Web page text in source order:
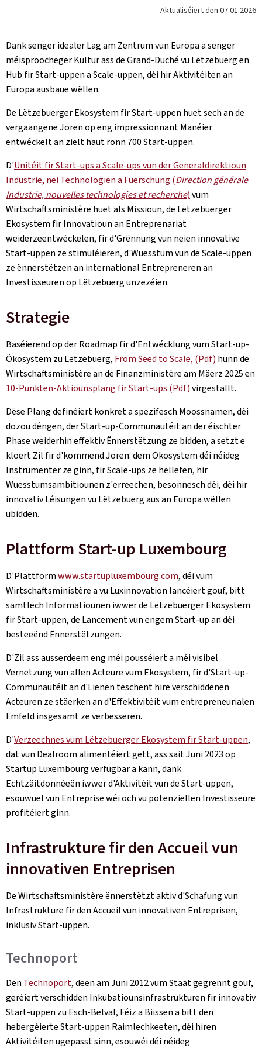
Aktualiséiert den 07.01.2026
Dank senger idealer Lag am Zentrum vun Europa a senger
méisproocheger Kultur ass de Grand-Duché vu Lëtzebuerg en
Hub fir Start-uppen a Scale-uppen, déi hir Aktivitéiten an
Europa ausbaue wëllen.
De Lëtzebuerger Ekosystem fir Start-uppen huet sech an de
vergaangene Joren op eng impressionnant Manéier
entwéckelt an zielt haut ronn 700 Start-uppen.
D'Unitéit fir Start-ups a Scale-ups vun der Generaldirektioun
Industrie, nei Technologien a Fuerschung (Direction générale
Industrie, nouvelles technologies et recherche)vum
Wirtschaftsministère huet als Missioun, de Lëtzebuerger
Ekosystem fir Innovatioun an Entreprenariat
weiderzeentwéckelen, fir d'Grënnung vun neien innovative
Start-uppen ze stimuléieren, d'Wuesstum vun de Scale-uppen
ze ënnerstëtzen an international Entrepreneren an
Investisseuren op Lëtzebuerg unzezéien.
Strategie
Baséierend op der Roadmap fir d'Entwécklung vum Start-up-
Ökosystem zu Lëtzebuerg, From Seed to Scale, (Pdf) hunn de
Wirtschaftsministère an de Finanzministère am Mäerz 2025 en
10-Punkten-Aktiounsplang fir Start-ups (Pdf)virgestallt.
Dëse Plang definéiert konkret a spezifesch Moossnamen, déi
dozou déngen, der Start-up-Communautéit an der éischter
Phase weiderhin effektiv Ënnerstëtzung ze bidden, a setzt e
kloert Zil fir d'kommend Joren: dem Ökosystem déi néideg
Instrumenter ze ginn, fir Scale-ups ze hëllefen, hir
Wuesstumsambitiounen z'erreechen, besonnesch déi, déi hir
innovativ Léisungen vu Lëtzebuerg aus an Europa wëllen
ubidden.
Plattform Start-up Luxembourg
D'Plattformwww.startupluxembourg.com, déi vum
Wirtschaftsministère a vu Luxinnovation lancéiert gouf, bitt
sämtlech Informatiounen iwwer de Lëtzebuerger Ekosystem
fir Start-uppen, de Lancement vun engem Start-up an déi
besteeënd Ënnerstëtzungen.
D'Zil ass ausserdeem eng méi pousséiert a méi visibel
Vernetzung vun allen Acteure vum Ekosystem, fir d'Start-up-
Communautéit an d'Lienen tëschent hire verschiddenen
Acteuren ze stäerken an d'Effektivitéit vum entrepreneurialen
Ëmfeld insgesamt ze verbesseren.
D'Verzeechnes vum Lëtzebuerger Ekosystem fir Start-uppen,
dat vun Dealroom alimentéiert gëtt, ass säit Juni 2023 op
Startup Luxembourg verfügbar a kann, dank
Echtzäitdonnéeën iwwer d'Aktivitéit vun de Start-uppen,
esouwuel vun Entreprisë wéi och vu potenziellen Investisseure
profitéiert ginn.
Infrastrukture fir den Accueil vun
innovativen Entreprisen
De Wirtschaftsministère ënnerstëtzt aktiv d'Schafung vun
Infrastrukture fir den Accueil vun innovativen Entreprisen,
inklusiv Start-uppen.
Technoport
Den Technoport, deen am Juni 2012 vum Staat gegrënnt gouf,
geréiert verschidden Inkubatiounsinfrastrukturen fir innovativ
Start-uppen zu Esch-Belval, Féiz a Biissen a bitt den
hebergéierte Start-uppen Raimlechkeeten, déi hiren
Aktivitéiten ugepasst sinn, esouwéi déi néideg